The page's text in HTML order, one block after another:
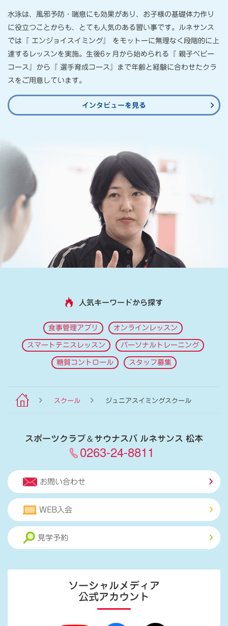
⽔泳は、⾵邪予防・喘息にも効果があり、お⼦様の基礎体⼒作り
に役⽴つことからも、とても⼈気のある習い事です。ルネサンス
では『 エンジョイスイミング』 をモットーに無理なく段階的に上
達するレッスンを実施。⽣後6ヶ⽉から始められる『 親⼦ベビー
コース』から『 選⼿育成コース』まで年齢と経験に合わせたクラ
スをご⽤意しています。
インタビューを見る
人気キーワードから探す
食事管理アプリ オンラインレッスン
スマートテニスレッスン パーソナルトレーニング
糖質コントロール スタッフ募集
スクール ジュニアスイミングスクール
スポーツクラブ＆サウナスパ ルネサンス 松本
0263-24-8811
お問い合わせ
WEB入会
見学予約
ソーシャルメディア
公式アカウント